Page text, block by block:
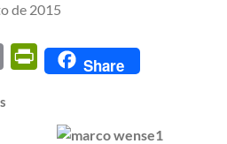
de 2015
Email PrintFriendly
Share